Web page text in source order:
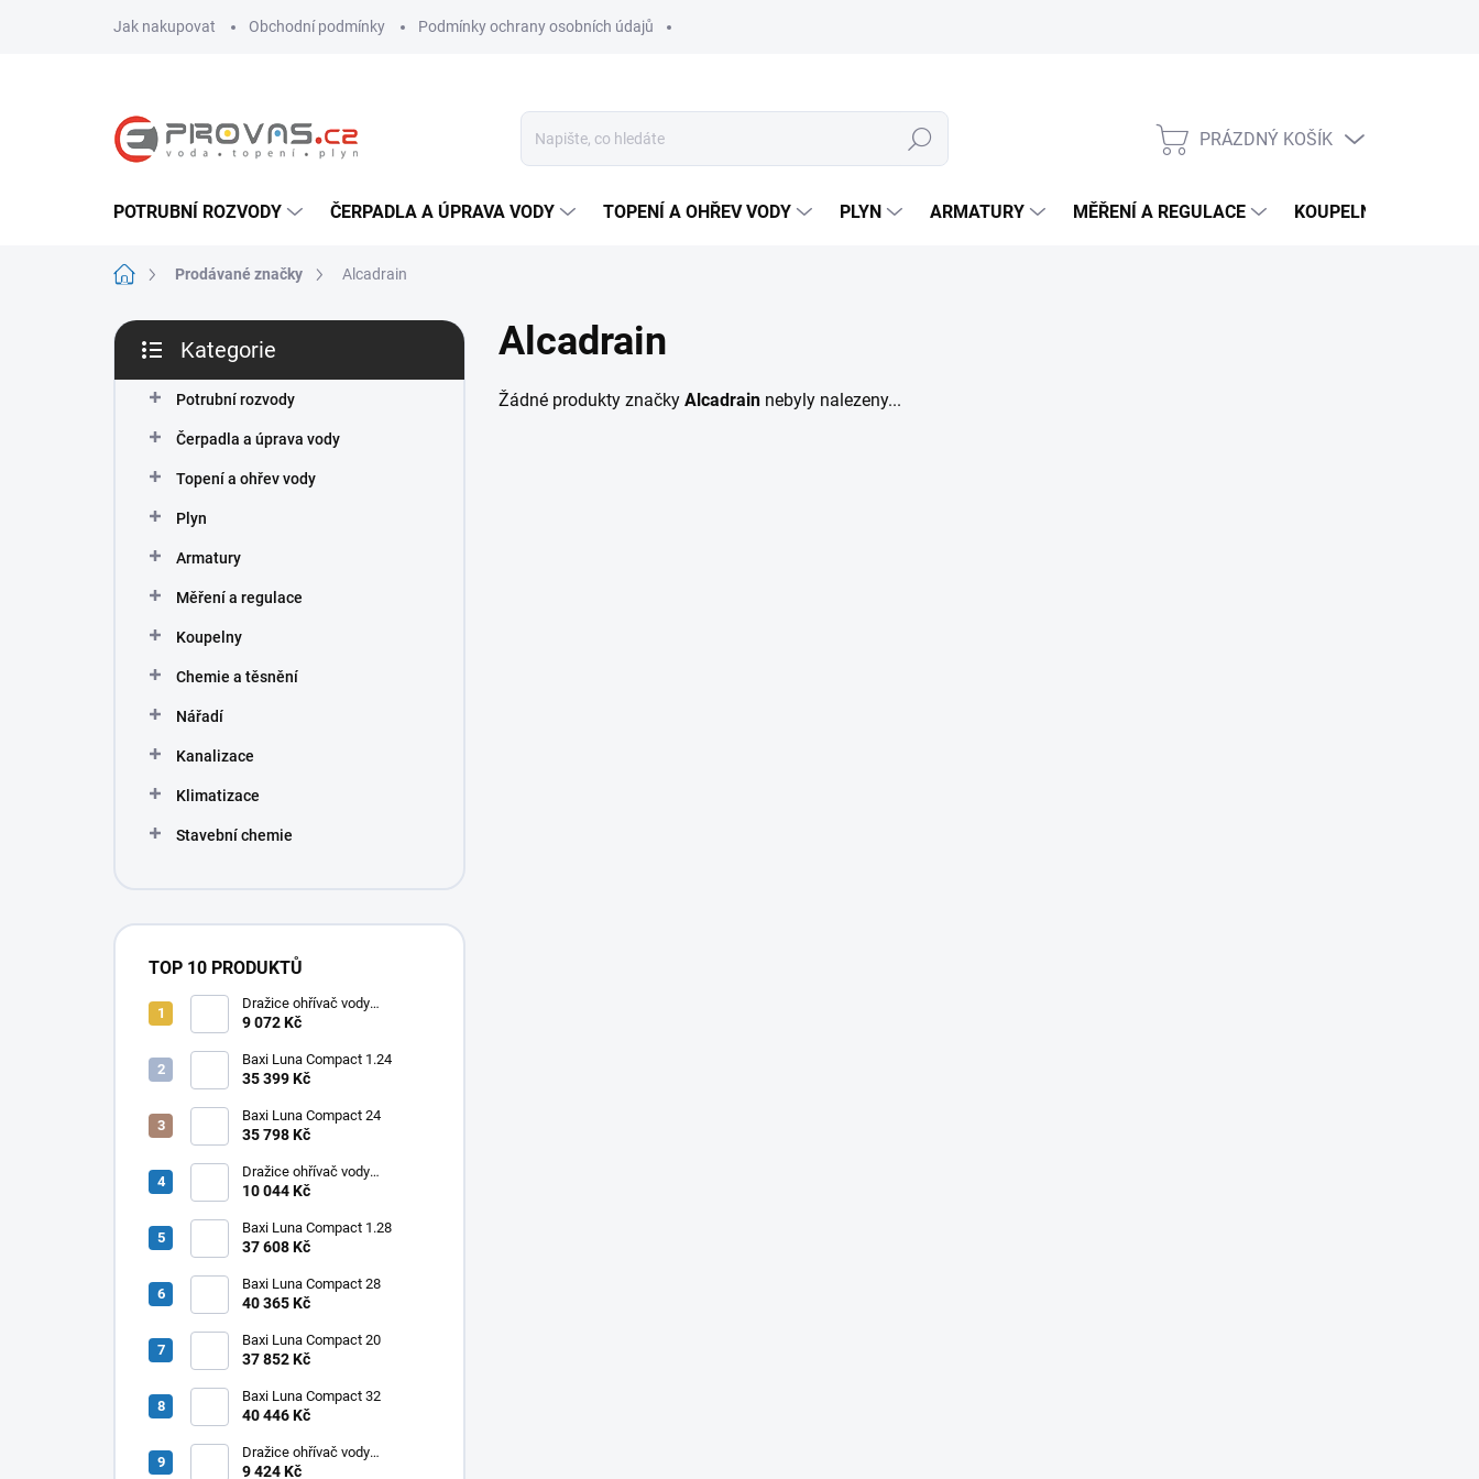
Jak nakupovat Obchodní podmínky Podmínky ochrany osobních údajů
Hledat
NÁKUPNÍ
PRÁZDNÝ KOŠÍK
POTRUBNÍ ROZVODY ČERPADLA A ÚPRAVA VODY TOPENÍ A OHŘEV VODY PLYN ARMATURY MĚŘENÍ A REGULACE KOUPELNY
Domů Prodávané značky Alcadrain
P
s
kategorie
Kategorie
Potrubní rozvody
Čerpadla a úprava vody
Topení a ohřev vody
Plyn
Armatury
Měření a regulace
Koupelny
Chemie a těsnění
Nářadí
Kanalizace
Klimatizace
Stavební chemie
TOP 10 PRODUKTŮ
Dražice ohřívač vody
elektrický svislý OKHE ONE/E
9 072 Kč
Baxi Luna Compact 1.24
35 399 Kč
Baxi Luna Compact 24
35 798 Kč
Dražice ohřívač vody
elektrický svislý OKHE ONE/E
10 044 Kč
Baxi Luna Compact 1.28
37 608 Kč
Baxi Luna Compact 28
40 365 Kč
Baxi Luna Compact 20
37 852 Kč
Baxi Luna Compact 32
40 446 Kč
Dražice ohřívač vody
elektrický svislý OKHE ONE/E
9 424 Kč
Alcadrain
Žádné produkty značky Alcadrain nebyly nalezeny...